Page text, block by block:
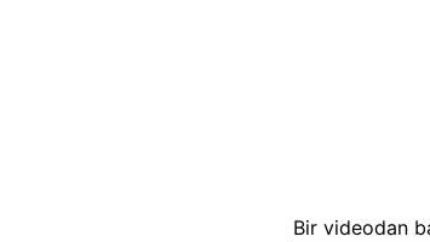
Bir videodan